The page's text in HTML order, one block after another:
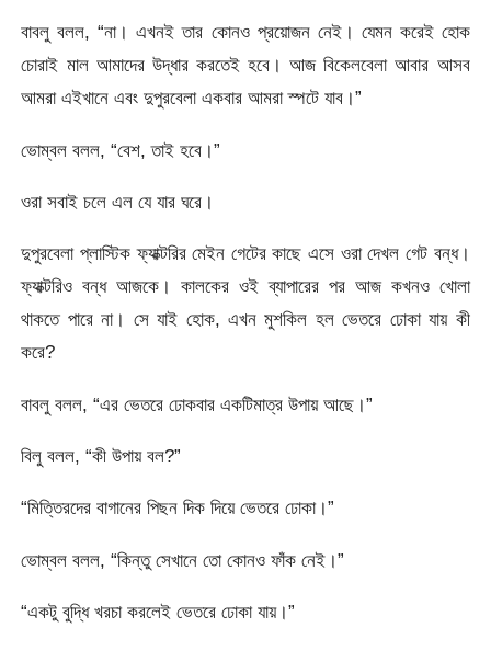
বাবলু বলল, “না। এখনই তার কোনও প্রয়োজন নেই। যেমন করেই হোক
চোরাই মাল আমাদের উদ্ধার করতেই হবে। আজ বিকেলবেলা আবার আসব
আমরা এইখানে এবং দুপুরবেলা একবার আমরা স্পটে যাব।”
ভোম্বল বলল, “বেশ, তাই হবে।”
ওরা সবাই চলে এল যে যার ঘরে।
দুপুরবেলা প্লাস্টিক ফ্যাক্টরির মেইন গেটের কাছে এসে ওরা দেখল গেট বন্ধ।
ফ্যাক্টরিও বন্ধ আজকে। কালকের ওই ব্যাপারের পর আজ কখনও খোলা
থাকতে পারে না। সে যাই হোক, এখন মুশকিল হল ভেতরে ঢোকা যায় কী
করে?
বাবলু বলল, “এর ভেতরে ঢোকবার একটিমাত্র উপায় আছে।”
বিলু বলল, “কী উপায় বল?”
“মিত্তিরদের বাগানের পিছন দিক দিয়ে ভেতরে ঢোকা।”
ভোম্বল বলল, “কিন্তু সেখানে তো কোনও ফাঁক নেই।”
“একটু বুদ্ধি খরচা করলেই ভেতরে ঢোকা যায়।”